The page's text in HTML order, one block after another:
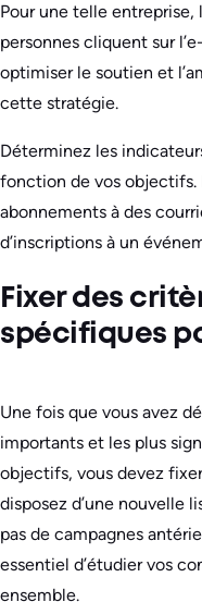
Pour une telle
personnes cliquent sur
optimiser le soutien et
cette stratégie.
Déterminez les
fonction de vos objectifs.
abonnements à des
d’inscriptions à un
Fixer des
spécifiques
Une fois que vous avez
importants et les plus
objectifs, vous devez
disposez d’une nouvelle
pas de campagnes
essentiel d’étudier vos
ensemble.